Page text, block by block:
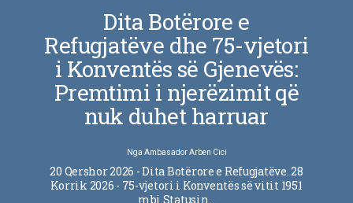
Dita Botërore e
Refugjatëve dhe 75-vjetori
i Konventës së Gjenevës:
Premtimi i njerëzimit që
nuk duhet harruar
Nga Ambasador Arben Cici
20 Qershor 2026 - Dita Botërore e Refugjatëve. 28
Korrik 2026 - 75-vjetori i Konventës së vitit 1951
mbi Statusin…